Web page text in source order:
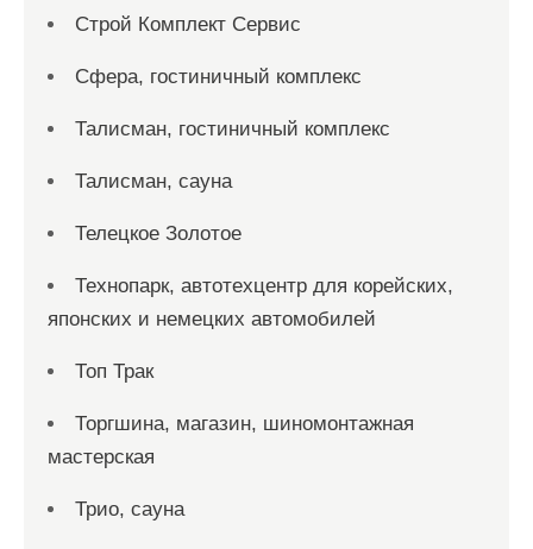
Строй Комплект Сервис
Сфера, гостиничный комплекс
Талисман, гостиничный комплекс
Талисман, сауна
Телецкое Золотое
Технопарк, автотехцентр для корейских,
японских и немецких автомобилей
Топ Трак
Торгшина, магазин, шиномонтажная
мастерская
Трио, сауна